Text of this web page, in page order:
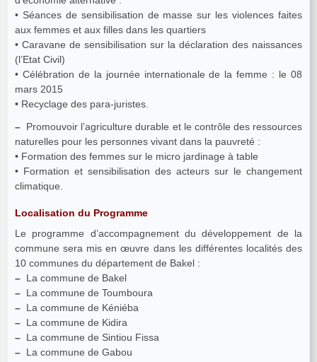
• Séances de sensibilisation de masse sur les violences faites
aux femmes et aux filles dans les quartiers
• Caravane de sensibilisation sur la déclaration des naissances
(l’Etat Civil)
• Célébration de la journée internationale de la femme : le 08
mars 2015
• Recyclage des para-juristes.
– Promouvoir l’agriculture durable et le contrôle des ressources
naturelles pour les personnes vivant dans la pauvreté :
• Formation des femmes sur le micro jardinage à table
• Formation et sensibilisation des acteurs sur le changement
climatique.
Localisation du Programme
Le programme d’accompagnement du développement de la
commune sera mis en œuvre dans les différentes localités des
10 communes du département de Bakel :
– La commune de Bakel
– La commune de Toumboura
– La commune de Kéniéba
– La commune de Kidira
– La commune de Sintiou Fissa
– La commune de Gabou